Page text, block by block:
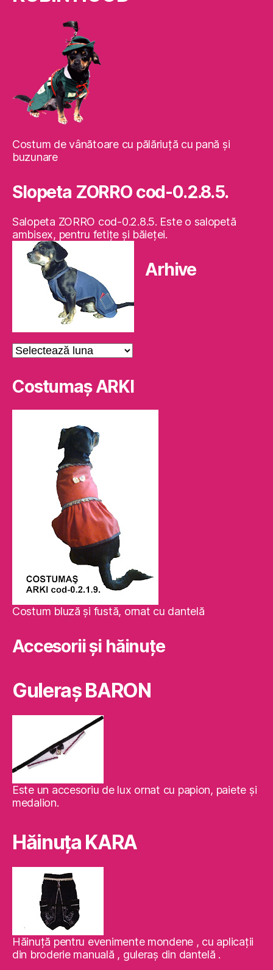
Costum de vânătoare cu pălăriuţă cu pană şi
buzunare
Slopeta ZORRO cod-0.2.8.5.
Salopeta ZORRO cod-0.2.8.5. Este o salopetă
ambisex, pentru fetiţe şi băieţei.
Arhive
Arhive
Costumaş ARKI
Costum bluză şi fustă, ornat cu dantelă
Accesorii și hăinuțe
Guleraş BARON
Este un accesoriu de lux ornat cu papion, paiete şi
medalion.
Hăinuţa KARA
Hăinuţă pentru evenimente mondene , cu aplicaţii
din broderie manuală , guleraş din dantelă .